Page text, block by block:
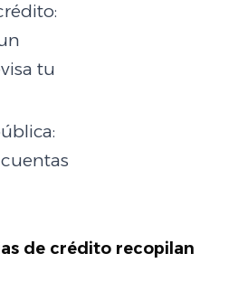
tu
de crédito recopilan